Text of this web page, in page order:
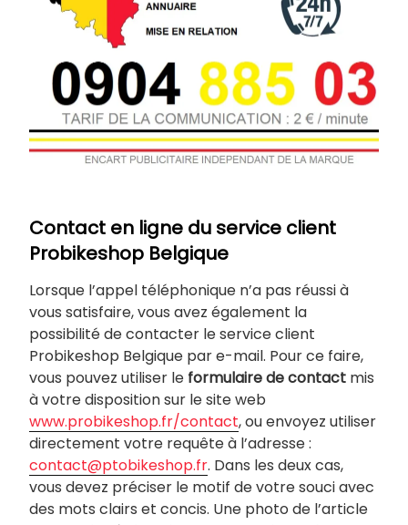
Contact en ligne du service client
Probikeshop Belgique
Lorsque l’appel téléphonique n’a pas réussi à
vous satisfaire, vous avez également la
possibilité de contacter le service client
Probikeshop Belgique par e-mail. Pour ce faire,
vous pouvez utiliser le formulaire de contact mis
à votre disposition sur le site web
www.probikeshop.fr/contact, ou envoyez utiliser
directement votre requête à l’adresse :
contact@ptobikeshop.fr. Dans les deux cas,
vous devez préciser le motif de votre souci avec
des mots clairs et concis. Une photo de l’article